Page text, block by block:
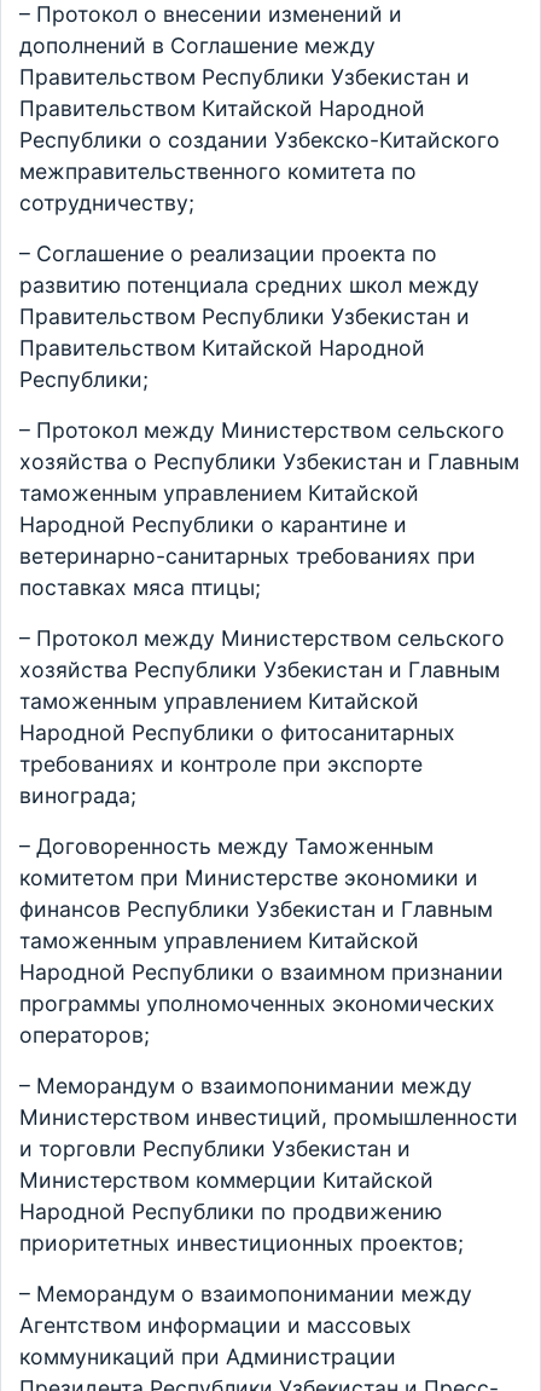
– Протокол о внесении изменений и
дополнений в Соглашение между
Правительством Республики Узбекистан и
Правительством Китайской Народной
Республики о создании Узбекско-Китайского
межправительственного комитета по
сотрудничеству;
– Соглашение о реализации проекта по
развитию потенциала средних школ между
Правительством Республики Узбекистан и
Правительством Китайской Народной
Республики;
– Протокол между Министерством сельского
хозяйства о Республики Узбекистан и Главным
таможенным управлением Китайской
Народной Республики о карантине и
ветеринарно-санитарных требованиях при
поставках мяса птицы;
– Протокол между Министерством сельского
хозяйства Республики Узбекистан и Главным
таможенным управлением Китайской
Народной Республики о фитосанитарных
требованиях и контроле при экспорте
винограда;
– Договоренность между Таможенным
комитетом при Министерстве экономики и
финансов Республики Узбекистан и Главным
таможенным управлением Китайской
Народной Республики о взаимном признании
программы уполномоченных экономических
операторов;
– Меморандум о взаимопонимании между
Министерством инвестиций, промышленности
и торговли Республики Узбекистан и
Министерством коммерции Китайской
Народной Республики по продвижению
приоритетных инвестиционных проектов;
– Меморандум о взаимопонимании между
Агентством информации и массовых
коммуникаций при Администрации